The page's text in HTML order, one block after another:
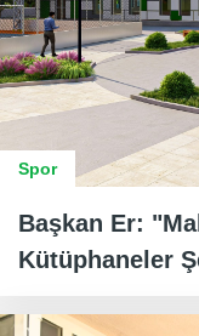
Spor
Başkan Er:
Kütüphaneler